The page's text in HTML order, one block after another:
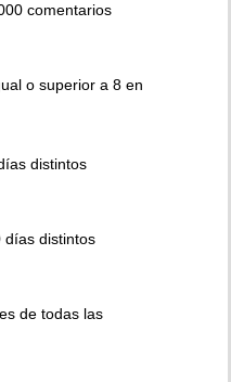
comentarios
o superior a 8 en
distintos
días distintos
de todas las